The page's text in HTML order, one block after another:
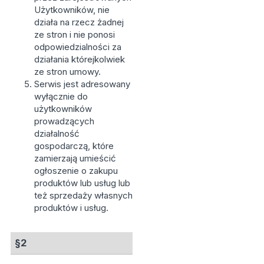
Użytkowników, nie
działa na rzecz żadnej
ze stron i nie ponosi
odpowiedzialności za
działania którejkolwiek
ze stron umowy.
Serwis jest adresowany
wyłącznie do
użytkowników
prowadzących
działalność
gospodarczą, które
zamierzają umieścić
ogłoszenie o zakupu
produktów lub usług lub
też sprzedaży własnych
produktów i usług.
§2